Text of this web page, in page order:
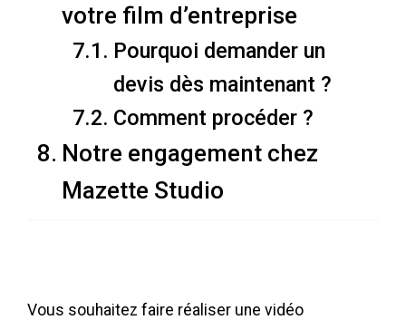
Vous souhaitez faire réaliser une vidéo
votre film d’entreprise
Pourquoi demander un
devis dès maintenant ?
Comment procéder ?
Notre engagement chez
Mazette Studio